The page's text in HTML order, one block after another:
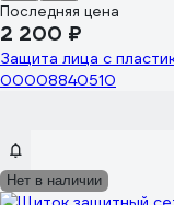
Последняя цена
2 200 ₽
Защита лица с
00008840510
Нет в наличии